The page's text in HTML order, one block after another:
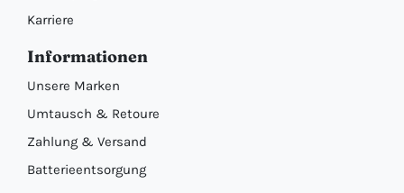
Karriere
Informationen
Unsere Marken
Umtausch & Retoure
Zahlung & Versand
Batterieentsorgung